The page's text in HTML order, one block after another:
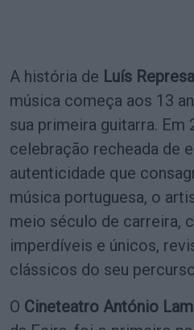
A história de Luís
música começa aos 13
sua primeira guitarra. Em
celebração recheada de
autenticidade que
música portuguesa, o
meio século de carreira,
imperdíveis e únicos,
clássicos do seu
O Cineteatro António